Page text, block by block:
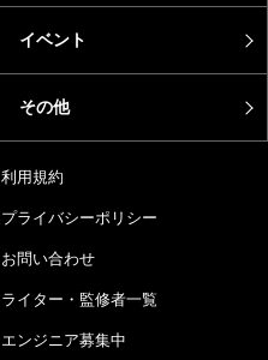
イベント
その他
利用規約
プライバシーポリシー
お問い合わせ
ライター・監修者一覧
エンジニア募集中